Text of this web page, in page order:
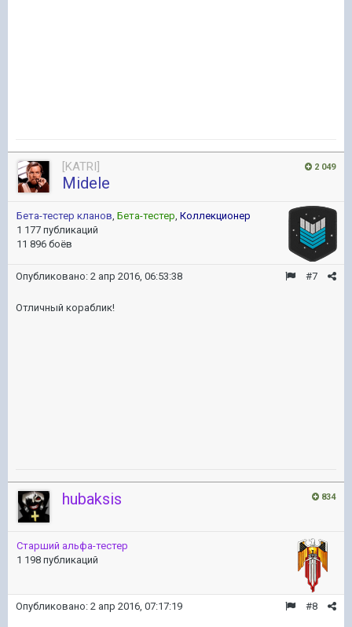
2 049
[KATRI]
Midele
Бета-тестер кланов Бета-тестер Коллекционер
1 177 публикаций
11 896 боёв
#7
Опубликовано: 2 апр 2016, 06:53:38
Отличный кораблик!
834
hubaksis
Старший альфа-тестер
1 198 публикаций
#8
Опубликовано: 2 апр 2016, 07:17:19